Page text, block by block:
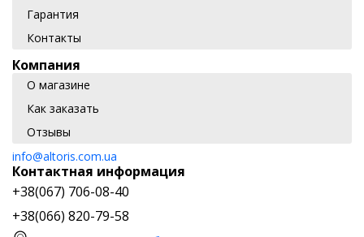
Гарантия
Контакты
Компания
О магазине
Как заказать
Отзывы
info@altoris.com.ua
Контактная информация
+38(067) 706-08-40
+38(066) 820-79-58